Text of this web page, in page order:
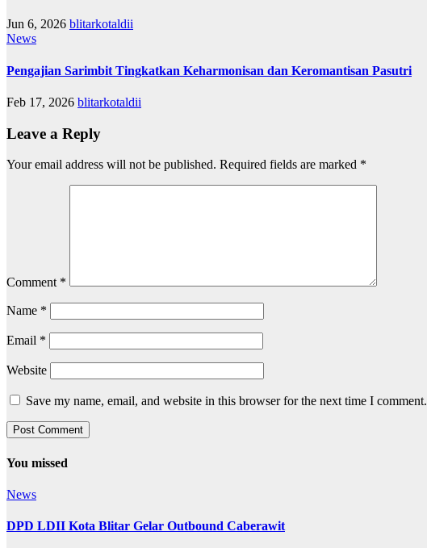
Jun 6, 2026 blitarkotaldii
News
Pengajian Sarimbit Tingkatkan Keharmonisan dan Keromantisan Pasutri
Feb 17, 2026 blitarkotaldii
Leave a Reply
Your email address will not be published. Required fields are marked *
Comment *
Name *
Email *
Website
Save my name, email, and website in this browser for the next time I comment.
You missed
News
DPD LDII Kota Blitar Gelar Outbound Caberawit